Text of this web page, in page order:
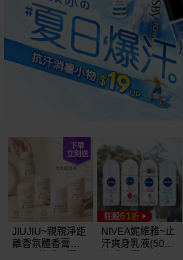
JIUJIU~親親淨距
離香氛體香膏
NIVEA妮維雅~止
汗爽身乳液(50ml)